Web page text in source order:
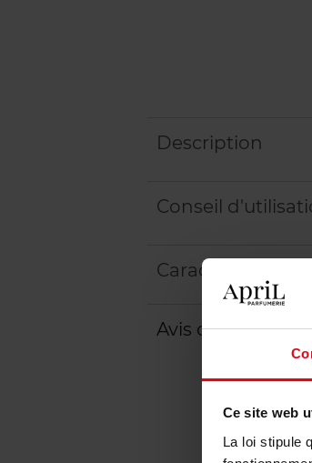
Ce site web
La loi stipule
Description
Conseil
Caractéristiques
Avis client